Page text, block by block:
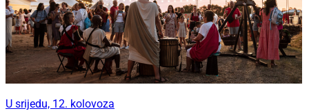
U srijedu, 12. kolovoza